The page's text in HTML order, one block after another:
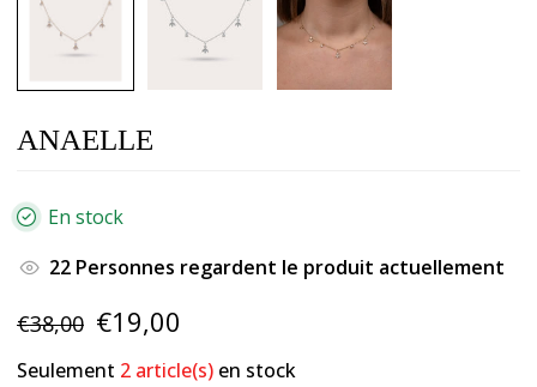
ANAELLE
En stock
22 Personnes regardent le produit actuellement
€38,00 €19,00
Seulement 2 article(s) en stock